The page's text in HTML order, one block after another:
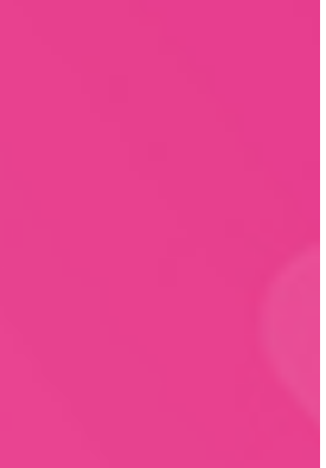
/ Convenience / Saucen
Stellen.